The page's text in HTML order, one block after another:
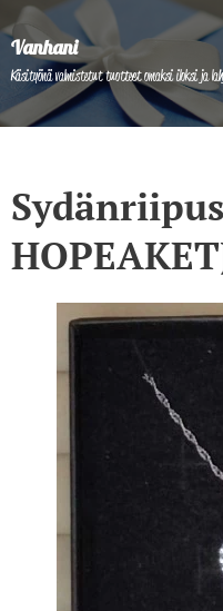
Vanhani
Käsityönä valmistetut tuotteet omaksi iloksi ja
Sydänriipus